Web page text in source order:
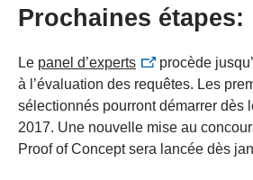
Prochaines étapes:
Le panel d’experts
procède
à l’évaluation des requêtes. Les
sélectionnés pourront démarrer dès
2017. Une nouvelle mise au
Proof of Concept sera lancée dès